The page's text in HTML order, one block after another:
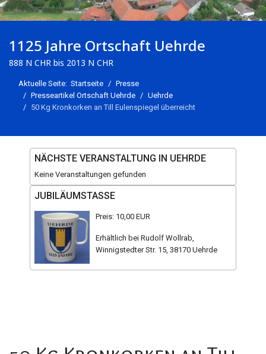
1125 Jahre Ortschaft Uehrde
888 N CHR bis 2013 N CHR
Aktuelle Seite: Startseite
Presse
Presseartikel Ortschaft Uehrde
Uehrde
50 Kg Kronkorken an Till Eulenspiegel überreicht
NÄCHSTE VERANSTALTUNG IN UEHRDE
Keine Veranstaltungen gefunden
JUBILÄUMSTASSE
Preis: 10,00 EUR
Erhältlich bei Rudolf Wollrab,
Winnigstedter Str. 15, 38170 Uehrde